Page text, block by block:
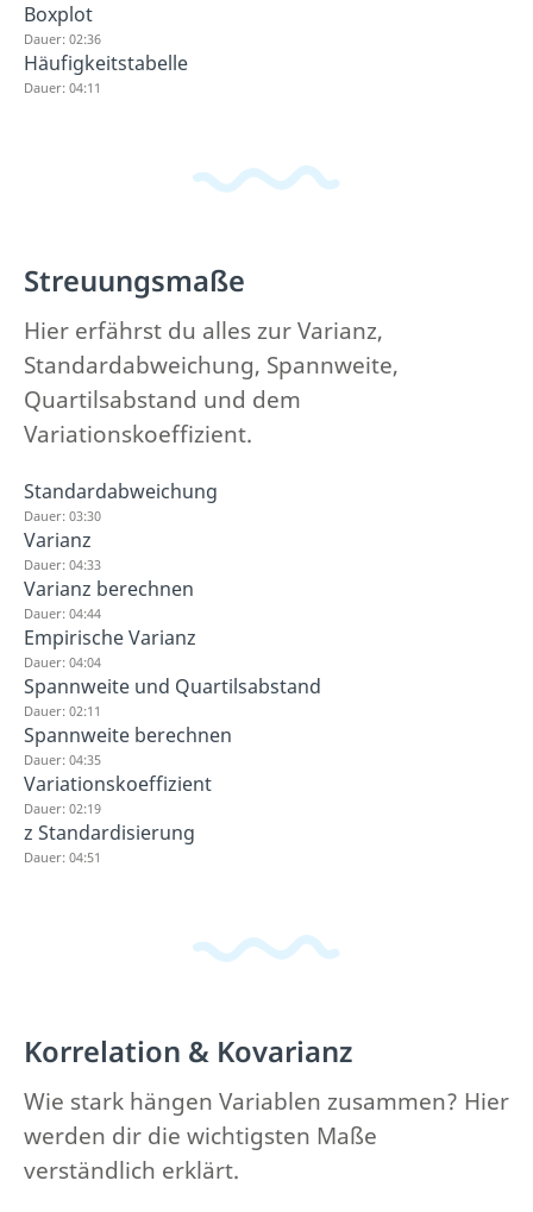
Boxplot
Dauer: 02:36
Häufigkeitstabelle
Dauer: 04:11
Streuungsmaße
Hier erfährst du alles zur Varianz,
Standardabweichung, Spannweite,
Quartilsabstand und dem
Variationskoeffizient.
Standardabweichung
Dauer: 03:30
Varianz
Dauer: 04:33
Varianz berechnen
Dauer: 04:44
Empirische Varianz
Dauer: 04:04
Spannweite und Quartilsabstand
Dauer: 02:11
Spannweite berechnen
Dauer: 04:35
Variationskoeffizient
Dauer: 02:19
z Standardisierung
Dauer: 04:51
Korrelation & Kovarianz
Wie stark hängen Variablen zusammen? Hier
werden dir die wichtigsten Maße
verständlich erklärt.